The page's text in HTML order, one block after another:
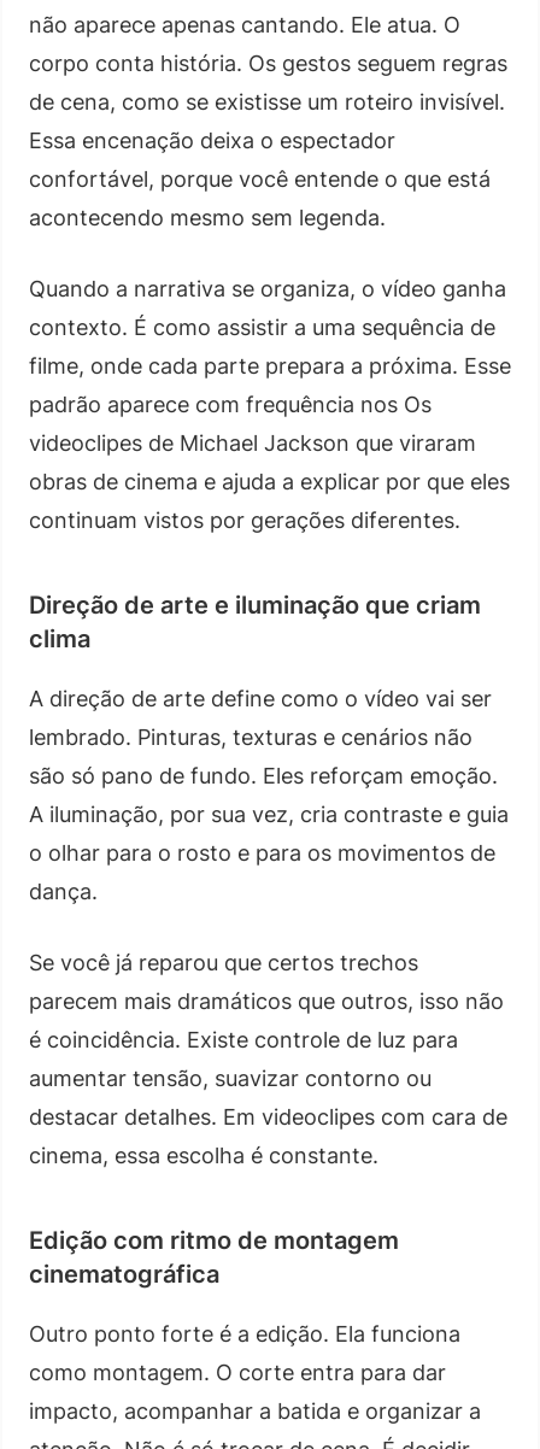
não aparece apenas cantando. Ele atua. O
corpo conta história. Os gestos seguem regras
de cena, como se existisse um roteiro invisível.
Essa encenação deixa o espectador
confortável, porque você entende o que está
acontecendo mesmo sem legenda.
Quando a narrativa se organiza, o vídeo ganha
contexto. É como assistir a uma sequência de
filme, onde cada parte prepara a próxima. Esse
padrão aparece com frequência nos Os
videoclipes de Michael Jackson que viraram
obras de cinema e ajuda a explicar por que eles
continuam vistos por gerações diferentes.
Direção de arte e iluminação que criam
clima
A direção de arte define como o vídeo vai ser
lembrado. Pinturas, texturas e cenários não
são só pano de fundo. Eles reforçam emoção.
A iluminação, por sua vez, cria contraste e guia
o olhar para o rosto e para os movimentos de
dança.
Se você já reparou que certos trechos
parecem mais dramáticos que outros, isso não
é coincidência. Existe controle de luz para
aumentar tensão, suavizar contorno ou
destacar detalhes. Em videoclipes com cara de
cinema, essa escolha é constante.
Edição com ritmo de montagem
cinematográfica
Outro ponto forte é a edição. Ela funciona
como montagem. O corte entra para dar
impacto, acompanhar a batida e organizar a